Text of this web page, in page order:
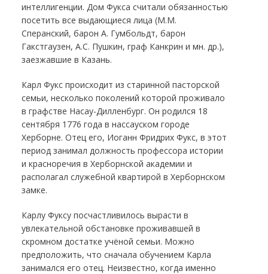
интеллигенции. Дом Фукса считали обязанностью
посетить все выдающиеся лица (М.М.
Сперанский, барон А. Гумбольдт, барон
Гакстгаузен, А.С. Пушкин, граф Канкрин и мн. др.),
заезжавшие в Казань.
Карл Фукс происходит из старинной пасторской
семьи, несколько поколений которой проживало
в графстве Насау-Дилленбург. Он родился 18
сентября 1776 года в нассауском городе
Херборне. Отец его, Иоганн Фридрих Фукс, в этот
период занимал должность профессора истории
и красноречия в Херборнской академии и
располагал служебной квартирой в Херборнском
замке.
Карлу Фуксу посчастливилось вырасти в
увлекательной обстановке проживавшей в
скромном достатке учёной семьи. Можно
предположить, что сначала обучением Карла
занимался его отец. Неизвестно, когда именно